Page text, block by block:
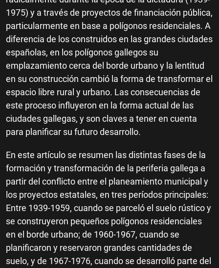
1975) y a través de proyectos de financiación pública,
particularmente en base a polígonos residenciales. A
diferencia de los construidos en las grandes ciudades
españolas, en los polígonos gallegos su
emplazamiento cerca del borde urbano y la lentitud
en su construcción cambió la forma de transformar el
espacio libre rural y urbano. Las consecuencias de
este proceso influyeron en la forma actual de las
ciudades gallegas, y son claves a tener en cuenta
para planificar su futuro desarrollo.
En este artículo se resumen las distintas fases de la
formación y transformación de la periferia gallega a
partir del conflicto entre el planeamiento municipal y
los proyectos estatales, en tres períodos principales:
Entre 1939-1959, cuando se parceló el suelo rústico y
se construyeron pequeños polígonos residenciales
en el borde urbano; de 1960-1967, cuando se
planificaron y reservaron grandes cantidades de
suelo, y de 1967-1976, cuando se desarrolló parte del